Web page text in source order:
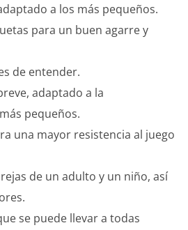
a los más pequeños.
para un buen agarre y
de entender.
adaptado a la
pequeños.
una mayor resistencia al juego
de un adulto y un niño, así
se puede llevar a todas